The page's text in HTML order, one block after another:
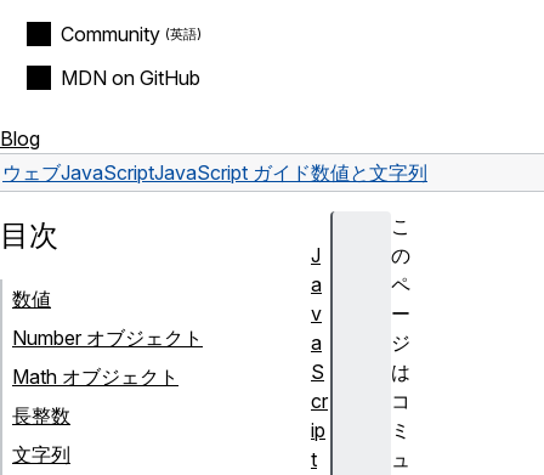
Community
MDN on GitHub
Blog
ウェブJavaScriptJavaScript ガイド数値と文字列
こ
の
ペ
ー
ジ
は
コ
ミ
ュ
目次
数値
Number オブジェクト
Math オブジェクト
長整数
文字列
J
a
v
a
S
cr
ip
t